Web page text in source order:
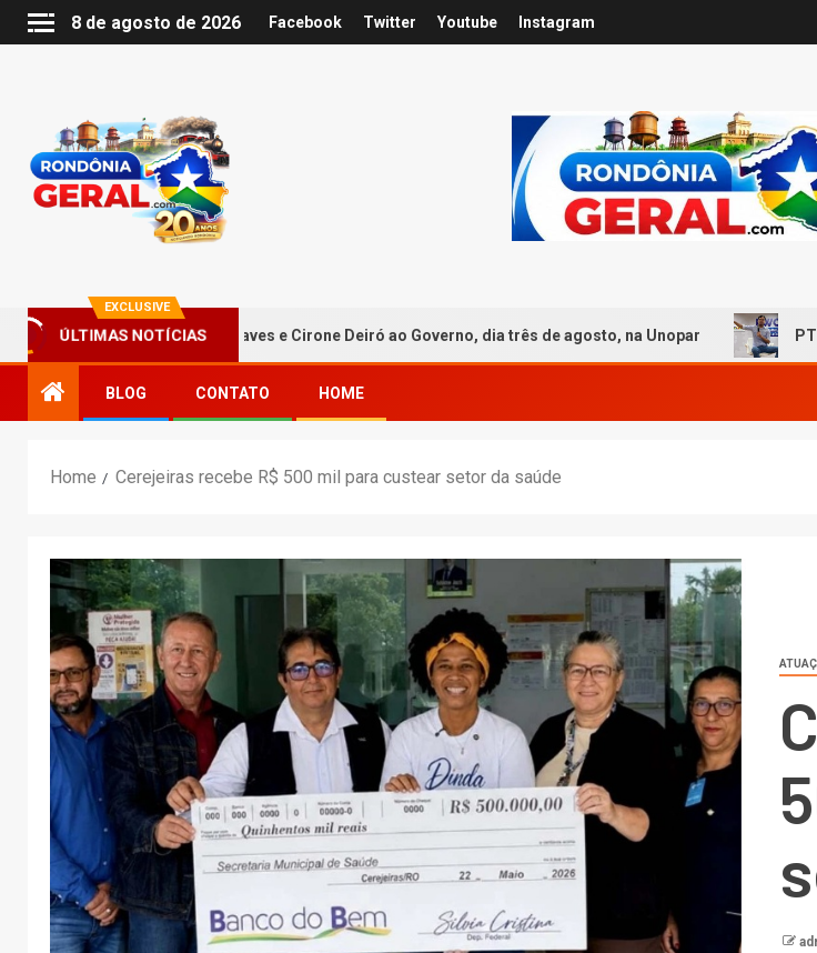
8 de agosto de 2026 Facebook Twitter Youtube Instagram
EXCLUSIVE
ÚLTIMAS NOTÍCIAS
aclamar Hildon Chaves e Cirone Deiró ao Governo, dia três de agosto, na Unopar PT realiza
BLOG CONTATO HOME
Home Cerejeiras recebe R$ 500 mil para custear setor da saúde